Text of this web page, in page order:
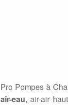
Pro Pompes à
air-eau, air-air